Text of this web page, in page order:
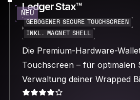
NEU
Ledger Stax™
GEBOGENER SECURE TOUCHSCREEN
INKL. MAGNET SHELL
Die Premium-Hardware-
Touchscreen – für optimalen
Verwaltung deiner Wrapped